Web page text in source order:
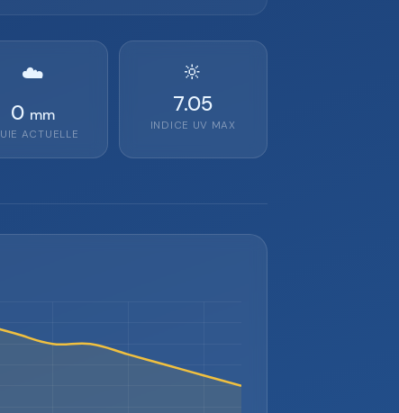
☁️
0 mm
ACTUELLE
🔆
7.05
INDICE UV MAX